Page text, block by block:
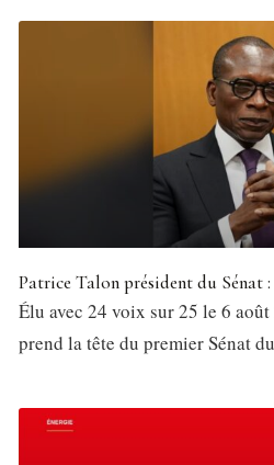
Patrice Talon président du Sénat :
Élu avec 24 voix sur 25 le 6
prend la tête du premier Sénat